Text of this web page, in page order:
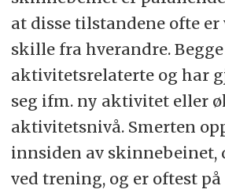
at disse tilstandene ofte er
skille fra hverandre.
aktivitetsrelaterte og har
seg ifm. ny aktivitet eller
aktivitetsnivå. Smerten
innsiden av skinnebeinet,
ved trening, og er oftest